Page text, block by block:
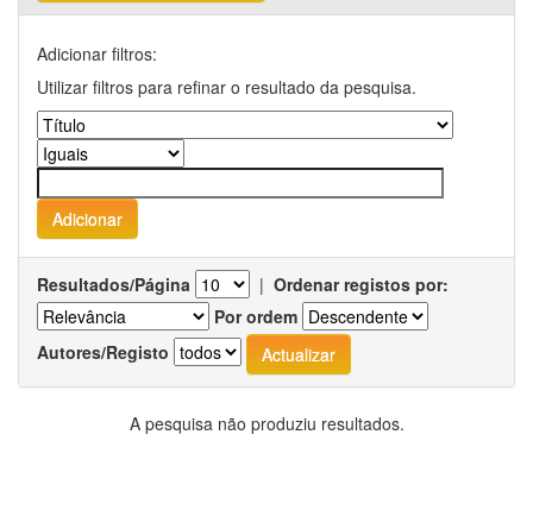
Adicionar filtros:
Utilizar filtros para refinar o resultado da pesquisa.
Resultados/Página | Ordenar registos por:
Por ordem
Autores/Registo
A pesquisa não produziu resultados.